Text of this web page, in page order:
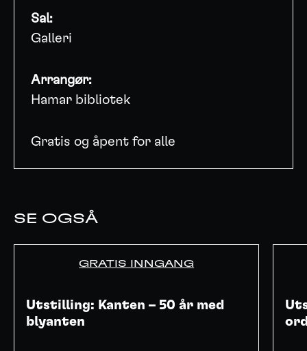
Sal:
Galleri
Arrangør:
Hamar bibliotek
Gratis og åpent for alle
SE OGSÅ
GRATIS INNGANG
Utstilling: Kanten – 50 år med
blyanten